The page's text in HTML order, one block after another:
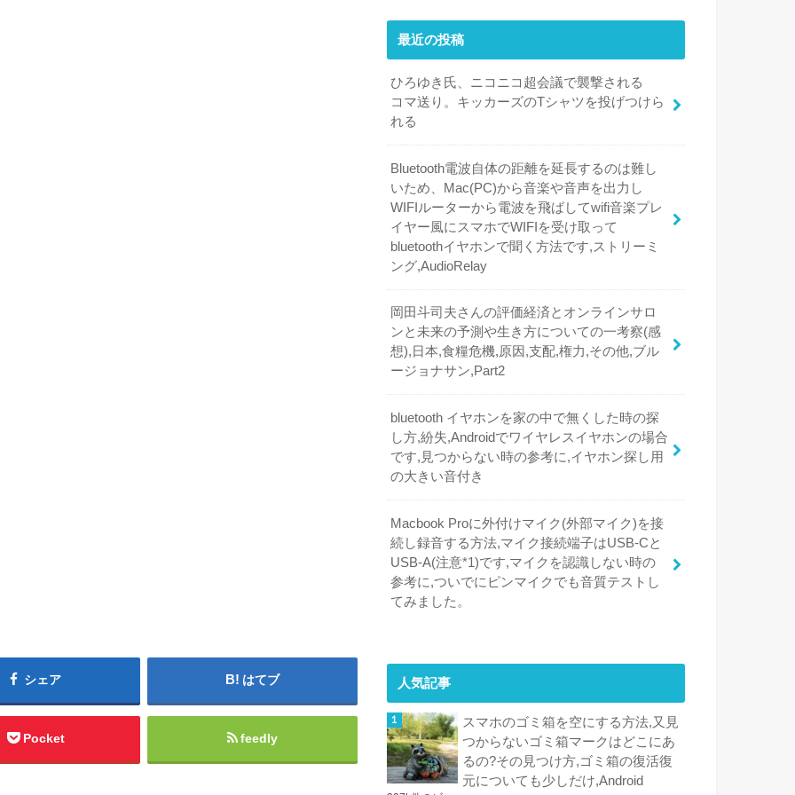
シェア はてブ
Pocket feedly
最近の投稿
ひろゆき氏、ニコニコ超会議で襲撃される
コマ送り。キッカーズのTシャツを投げつけら
れる
Bluetooth電波自体の距離を延長するのは難し
いため、Mac(PC)から音楽や音声を出力し
WIFIルーターから電波を飛ばしてwifi音楽プレ
イヤー風にスマホでWIFIを受け取って
bluetoothイヤホンで聞く方法です,ストリーミ
ング,AudioRelay
岡田斗司夫さんの評価経済とオンラインサロ
ンと未来の予測や生き方についての一考察(感
想),日本,食糧危機,原因,支配,権力,その他,ブル
ージョナサン,Part2
bluetooth イヤホンを家の中で無くした時の探
し方,紛失,Androidでワイヤレスイヤホンの場合
です,見つからない時の参考に,イヤホン探し用
の大きい音付き
Macbook Proに外付けマイク(外部マイク)を接
続し録音する方法,マイク接続端子はUSB-Cと
USB-A(注意*1)です,マイクを認識しない時の
参考に,ついでにピンマイクでも音質テストし
てみました。
人気記事
スマホのゴミ箱を空にする方法,又見
つからないゴミ箱マークはどこにあ
るの?その見つけ方,ゴミ箱の復活復
元についても少しだけ,Android